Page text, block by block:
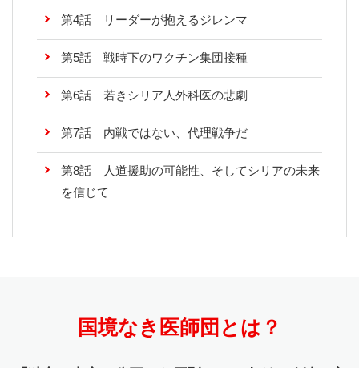
第4話 リーダーが抱えるジレンマ
第5話 戦時下のワクチン集団接種
第6話 若きシリア人外科医の悲劇
第7話 内戦ではない、代理戦争だ
第8話 人道援助の可能性、そしてシリアの未来
を信じて
国境なき医師団とは？